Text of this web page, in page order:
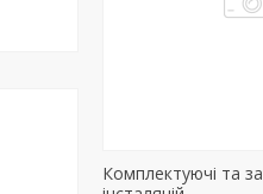
Комплектуючі та